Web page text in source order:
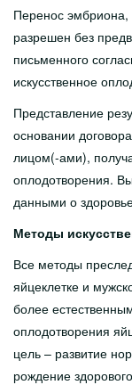
Перенос эмбриона,
разрешен без
письменного
искусственное
Представление
основании
лицом(-ами),
оплодотворения.
данными о
Методы
Все методы
яйцеклетке и
более
оплодотворения
цель – развитие
рождение